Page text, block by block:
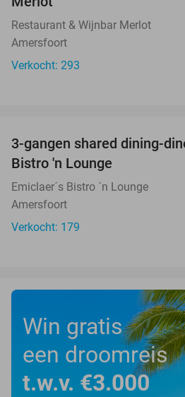
Restaurant & Wijnbar Merlot
Amersfoort
Verkocht: 293
3-gangen shared dining-
Bistro 'n Lounge
Emiclaer´s Bistro ´n Lounge
Amersfoort
Verkocht: 179
Win gratis
een droomreis
t.w.v. €3.000